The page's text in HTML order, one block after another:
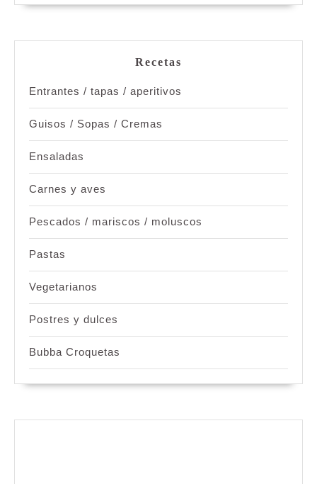
Recetas
Entrantes / tapas / aperitivos
Guisos / Sopas / Cremas
Ensaladas
Carnes y aves
Pescados / mariscos / moluscos
Pastas
Vegetarianos
Postres y dulces
Bubba Croquetas